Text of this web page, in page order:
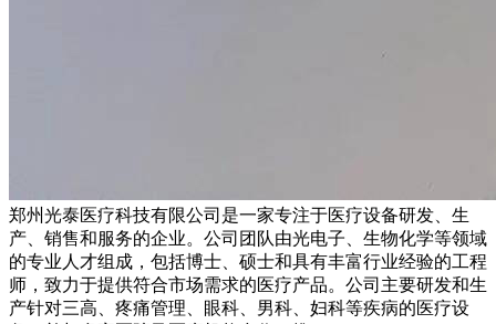
郑州光泰医疗科技有限公司是一家专注于医疗设备研发、生
产、销售和服务的企业。公司团队由光电子、生物化学等领域
的专业人才组成，包括博士、硕士和具有丰富行业经验的工程
师，致力于提供符合市场需求的医疗产品。公司主要研发和生
产针对三高、疼痛管理、眼科、男科、妇科等疾病的医疗设